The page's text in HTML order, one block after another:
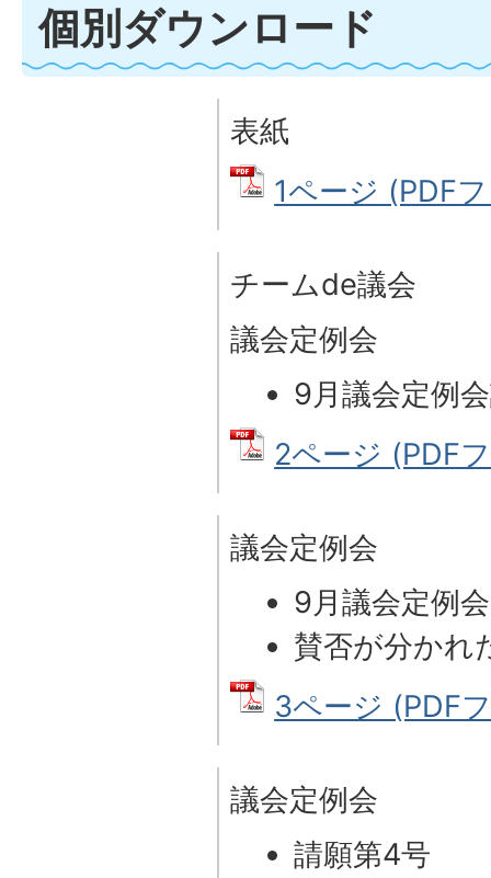
個別ダウンロード
表紙
1ページ (PDF
チームde議会
議会定例会
9月議会定例
2ページ (PDF
議会定例会
9月議会定例
賛否が分かれ
3ページ (PDF
議会定例会
請願第4号